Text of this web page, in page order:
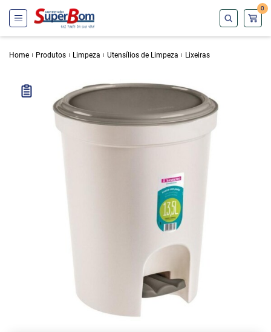
0
Home Produtos Limpeza Utensílios de Limpeza Lixeiras